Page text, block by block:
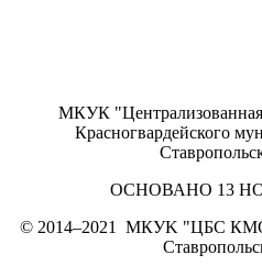
МКУК "Централизованная
Красногвардейского
ОСНОВАНО 13
© 2014–2021
МКУK "ЦБС КМО